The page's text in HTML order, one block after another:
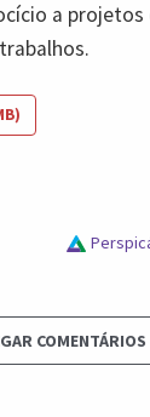
a projetos
COMENTÁRIOS